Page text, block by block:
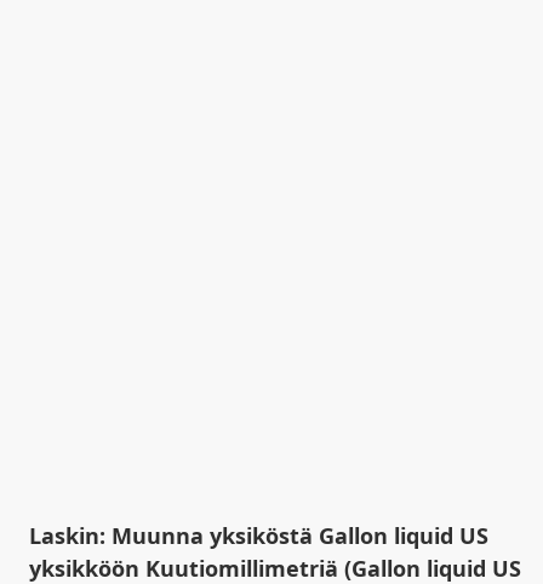
Laskin: Muunna yksiköstä Gallon liquid US
yksikköön Kuutiomillimetriä (Gallon liquid US